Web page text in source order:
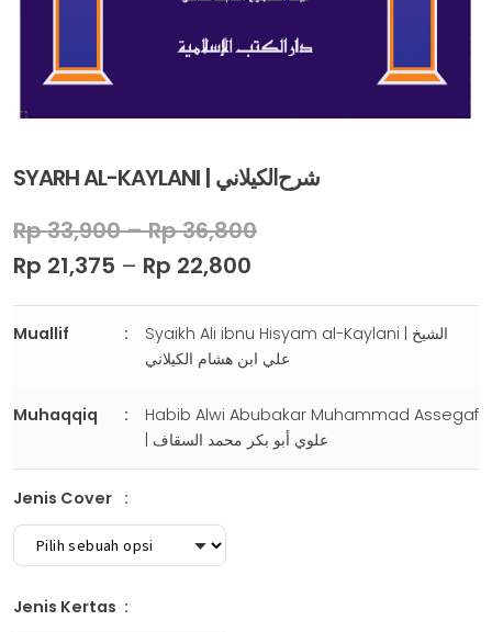
SYARH AL-KAYLANI | ﺷﺮﺡﺍﻟﻜﻴﻼﻧﻲ
Rp33,900–Rp36,800
Rp 21,375 – Rp 22,800
Muallif
Syaikh Ali ibnu Hisyam al-Kaylani | الشيخ
علي ابن هشام الكيلاني
Muhaqqiq
Habib Alwi Abubakar Muhammad Assegaf
| علوي أبو بكر محمد السقاف
Jenis Cover
Jenis Kertas